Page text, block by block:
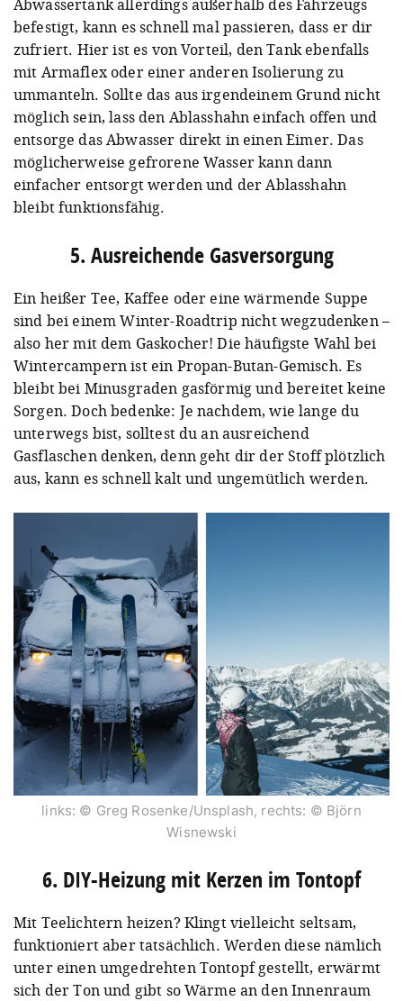
Abwassertank allerdings außerhalb des Fahrzeugs
befestigt, kann es schnell mal passieren, dass er dir
zufriert. Hier ist es von Vorteil, den Tank ebenfalls
mit Armaflex oder einer anderen Isolierung zu
ummanteln. Sollte das aus irgendeinem Grund nicht
möglich sein, lass den Ablasshahn einfach offen und
entsorge das Abwasser direkt in einen Eimer. Das
möglicherweise gefrorene Wasser kann dann
einfacher entsorgt werden und der Ablasshahn
bleibt funktionsfähig.
5. Ausreichende Gasversorgung
Ein heißer Tee, Kaffee oder eine wärmende Suppe
sind bei einem Winter-Roadtrip nicht wegzudenken –
also her mit dem Gaskocher! Die häufigste Wahl bei
Wintercampern ist ein Propan-Butan-Gemisch. Es
bleibt bei Minusgraden gasförmig und bereitet keine
Sorgen. Doch bedenke: Je nachdem, wie lange du
unterwegs bist, solltest du an ausreichend
Gasflaschen denken, denn geht dir der Stoff plötzlich
aus, kann es schnell kalt und ungemütlich werden.
links: © Greg Rosenke/Unsplash, rechts: © Björn
Wisnewski
6. DIY-Heizung mit Kerzen im Tontopf
Mit Teelichtern heizen? Klingt vielleicht seltsam,
funktioniert aber tatsächlich. Werden diese nämlich
unter einen umgedrehten Tontopf gestellt, erwärmt
sich der Ton und gibt so Wärme an den Innenraum